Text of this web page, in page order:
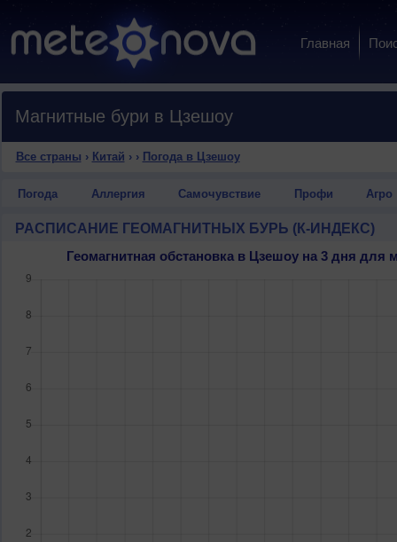
Главная
Магнитные бури в Цзешоу
Все страны › Китай › › Погода в Цзешоу
Погода Аллергия Самочувствие Профи Агро
РАСПИСАНИЕ ГЕОМАГНИТНЫХ БУРЬ (К-ИНДЕКС)
Геомагнитная обстановка в Цзешоу на 3 дня для